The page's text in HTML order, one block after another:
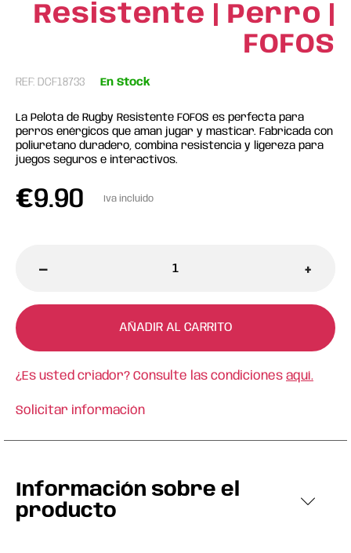
Resistente | Perro |
FOFOS
REF: DCF18733 En Stock
La Pelota de Rugby Resistente FOFOS es perfecta para
perros enérgicos que aman jugar y masticar. Fabricada con
poliuretano duradero, combina resistencia y ligereza para
juegos seguros e interactivos.
€9.90 Iva incluido
- +
AÑADIR AL CARRITO
¿Es usted criador? Consulte las condiciones aquí.
Solicitar información
Información sobre el
producto